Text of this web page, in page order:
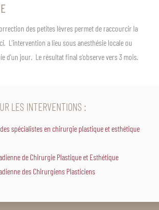
des petites lèvres permet de raccourcir la
L’intervention a lieu sous anesthésie locale ou
d’un jour. Le résultat final s’observe vers 3 mois.
LES INTERVENTIONS :
spécialistes en chirurgie plastique et esthétique
de Chirurgie Plastique et Esthétique
des Chirurgiens Plasticiens